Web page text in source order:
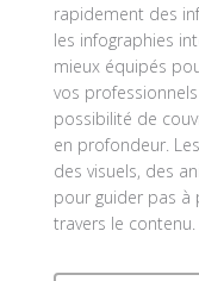
rapidement des
les infographies
mieux équipés
vos
possibilité de
en profondeur.
des visuels, des
pour guider pas à
travers le contenu.